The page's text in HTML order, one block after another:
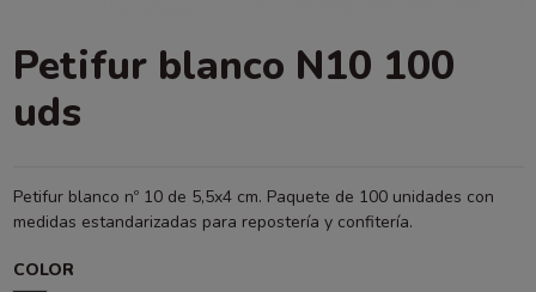
Petifur blanco N10 100
uds
Petifur blanco nº 10 de 5,5x4 cm. Paquete de 100 unidades con
medidas estandarizadas para repostería y confitería.
COLOR